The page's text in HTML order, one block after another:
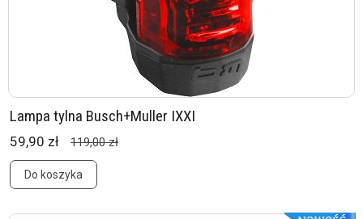
Lampa tylna Busch+Muller IXXI
59,90 zł 119,00 zł
Do koszyka